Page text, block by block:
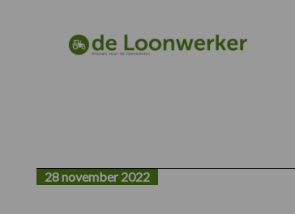
28 november 2022